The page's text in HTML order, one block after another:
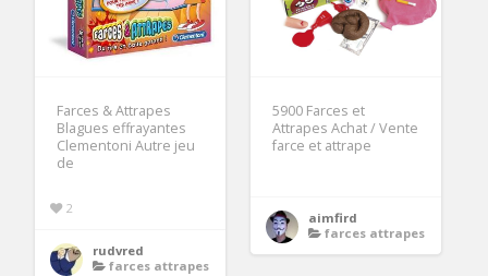
Farces & Attrapes
Blagues effrayantes
Clementoni Autre jeu
de
2
rudvred
farces attrapes
5900 Farces et
Attrapes Achat / Vente
farce et attrape
aimfird
farces attrapes